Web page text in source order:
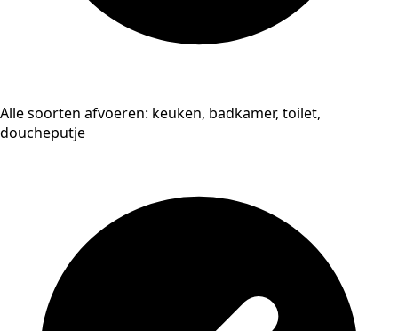
Alle soorten afvoeren: keuken, badkamer, toilet,
doucheputje